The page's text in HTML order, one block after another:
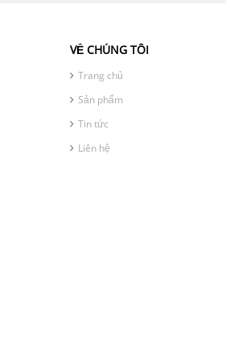
VỀ CHÚNG TÔI
Trang chủ
Sản phẩm
Tin tức
Liên hệ